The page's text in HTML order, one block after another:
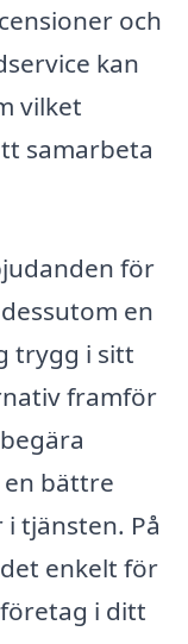
och
kan
vilket
samarbeta
för
en
trygg i sitt
framför
bättre
tjänsten. På
enkelt för
i ditt